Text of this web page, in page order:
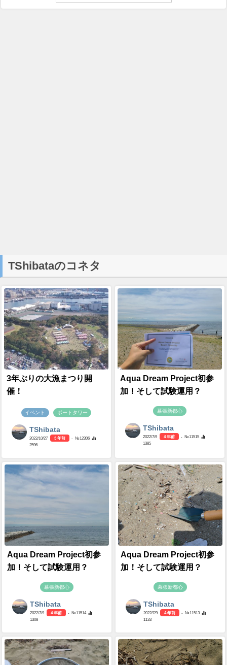
TShibataのコネタ
3年ぶりの大漁まつり開
催！
イベント ポートタワー
TShibata
2022/10/27 3 年前
- №12306
2596
Aqua Dream Project初参
加！そして試験運用？
幕張新都心
TShibata
2022/7/9 4 年前
- №11515
1385
Aqua Dream Project初参
加！そして試験運用？
幕張新都心
TShibata
2022/7/9 4 年前
- №11514
1308
Aqua Dream Project初参
加！そして試験運用？
幕張新都心
TShibata
2022/7/9 4 年前
- №11513
1133